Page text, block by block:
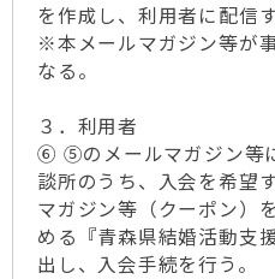
を作成し、利用者に配信す
※本メールマガジン等が
なる。
３．利用者
⑥ ⑤のメールマガジン等
談所のうち、入会を希望
マガジン等（クーポン）
める『青森県結婚活動支
出し、入会手続を行う。